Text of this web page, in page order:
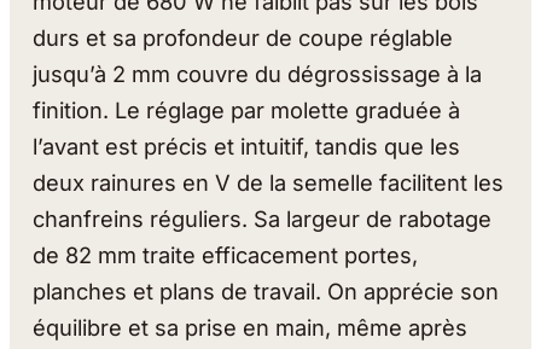
durs et sa profondeur de coupe réglable
jusqu’à 2 mm couvre du dégrossissage à la
finition. Le réglage par molette graduée à
l’avant est précis et intuitif, tandis que les
deux rainures en V de la semelle facilitent les
chanfreins réguliers. Sa largeur de rabotage
de 82 mm traite efficacement portes,
planches et plans de travail. On apprécie son
équilibre et sa prise en main, même après